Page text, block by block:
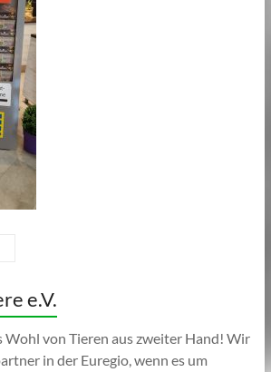
e.V.
Wohl von Tieren aus zweiter Hand! Wir
in der Euregio, wenn es um